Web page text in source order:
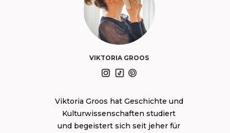
VIKTORIA GROOS
Viktoria Groos hat Geschichte und
Kulturwissenschaften studiert
und begeistert sich seit jeher für